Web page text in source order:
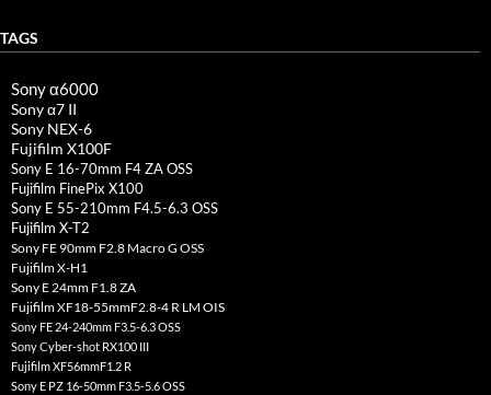
TAGS
Sony α6000
Sony α7 II
Sony NEX-6
Fujifilm X100F
Sony E 16-70mm F4 ZA OSS
Fujifilm FinePix X100
Sony E 55-210mm F4.5-6.3 OSS
Fujifilm X-T2
Sony FE 90mm F2.8 Macro G OSS
Fujifilm X-H1
Sony E 24mm F1.8 ZA
Fujifilm XF18-55mmF2.8-4 R LM OIS
Sony FE 24-240mm F3.5-6.3 OSS
Sony Cyber-shot RX100 III
Fujifilm XF56mmF1.2 R
Sony E PZ 16-50mm F3.5-5.6 OSS